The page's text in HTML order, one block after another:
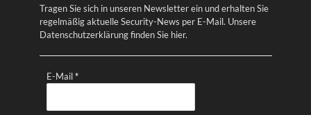
Tragen Sie sich in unseren Newsletter ein und erhalten Sie
regelmäßig aktuelle Security-News per E-Mail. Unsere
Datenschutzerklärung finden Sie hier.
E-Mail*